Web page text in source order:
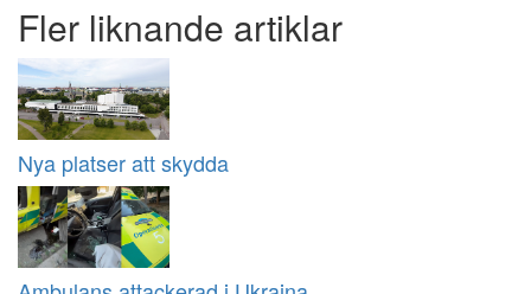
Fler liknande artiklar
Nya platser att skydda